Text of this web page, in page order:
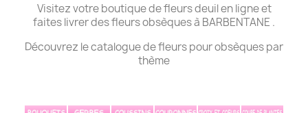
Visitez votre boutique de fleurs deuil en ligne et
faites livrer des fleurs obsèques à BARBENTANE .
Découvrez le catalogue de fleurs pour obsèques par
thème